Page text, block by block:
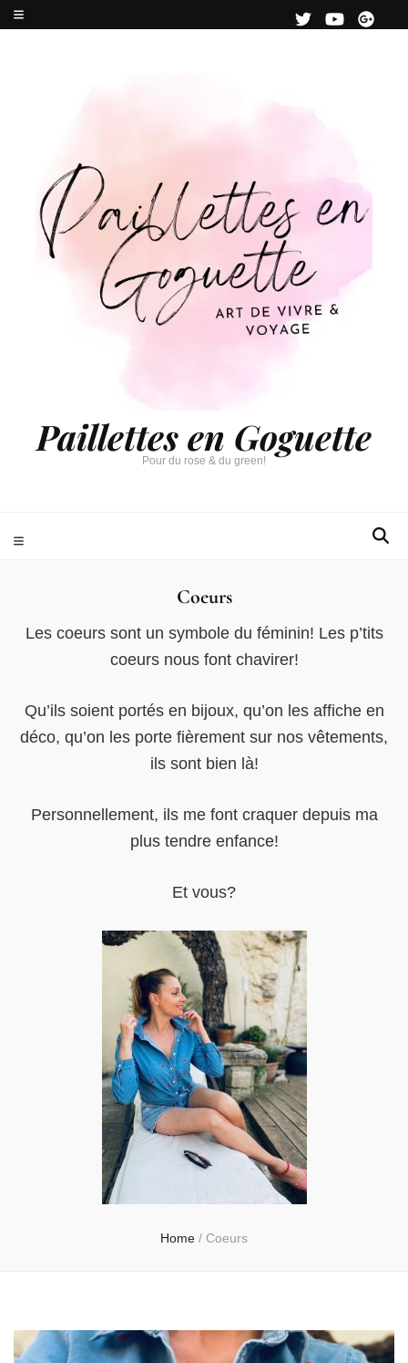
Paillettes en Goguette
Pour du rose & du green!
Coeurs
Les coeurs sont un symbole du féminin! Les p’tits
coeurs nous font chavirer!
Qu’ils soient portés en bijoux, qu’on les affiche en
déco, qu’on les porte fièrement sur nos vêtements,
ils sont bien là!
Personnellement, ils me font craquer depuis ma
plus tendre enfance!
Et vous?
Home / Coeurs